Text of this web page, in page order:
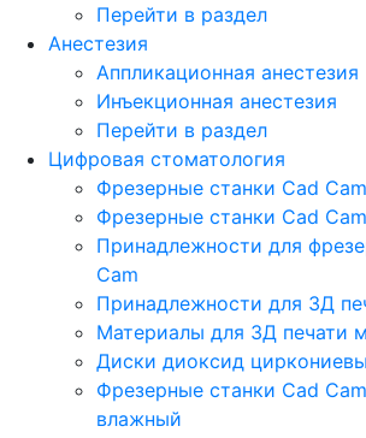
Перейти в раздел
Анестезия
Аппликационная анестезия
Инъекционная анестезия
Перейти в раздел
Цифровая стоматология
Фрезерные станки Cad
Фрезерные станки Cad
Принадлежности для
Cam
Принадлежности для 3Д
Материалы для 3Д печати
Диски диоксид
Фрезерные станки Cad
влажный